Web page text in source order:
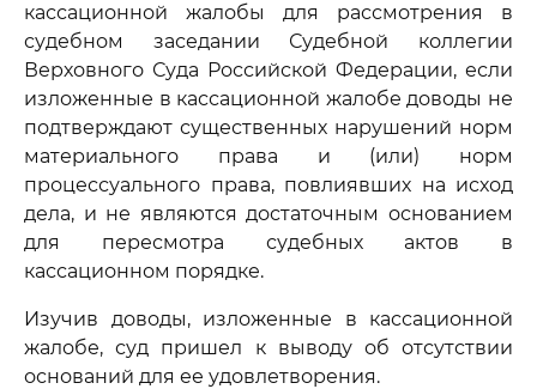
кассационной жалобы для рассмотрения в
судебном заседании Судебной коллегии
Верховного Суда Российской Федерации, если
изложенные в кассационной жалобе доводы не
подтверждают существенных нарушений норм
материального права и (или) норм
процессуального права, повлиявших на исход
дела, и не являются достаточным основанием
для пересмотра судебных актов в
кассационном порядке.
Изучив доводы, изложенные в кассационной
жалобе, суд пришел к выводу об отсутствии
оснований для ее удовлетворения.